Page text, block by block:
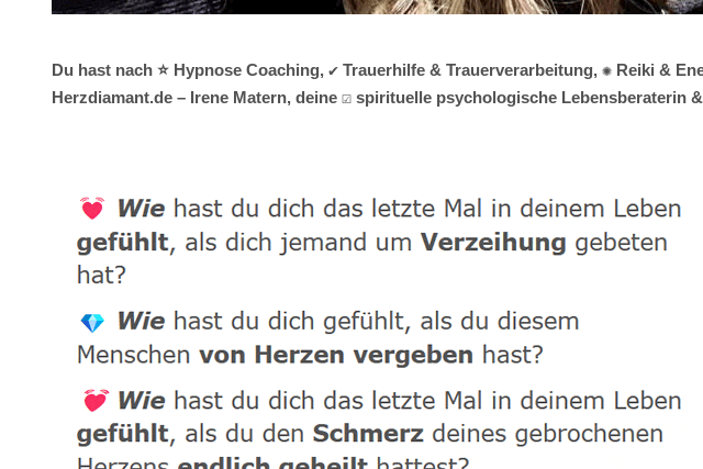
Du hast nach ⭐ Hypnose Coaching, ✔️ Trauerhilfe & Trauerverarbeitung, ✺ Reiki &
Herzdiamant.de – Irene Matern, deine ☑️ spirituelle psychologische Lebensberaterin